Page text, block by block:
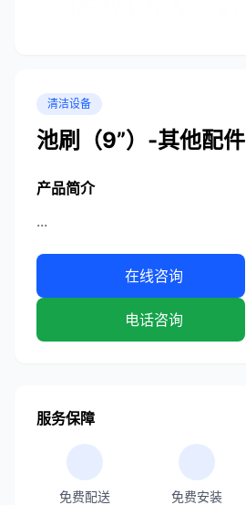
清洁设备
池刷（9”）-其他配件
产品简介
...
在线咨询
电话咨询
服务保障
免费配送 免费安装